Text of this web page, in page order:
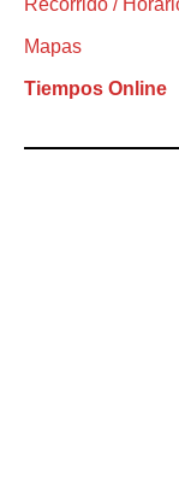
Recorrido /
Mapas
Tiempos Online